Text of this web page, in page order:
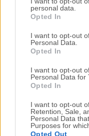
personal data.
Opted In
I want to opt-out
Personal Data.
Opted In
I want to opt-out
Personal Data for
Opted In
I want to opt-out
Retention, Sale,
Personal Data
Purposes for
Opted Out